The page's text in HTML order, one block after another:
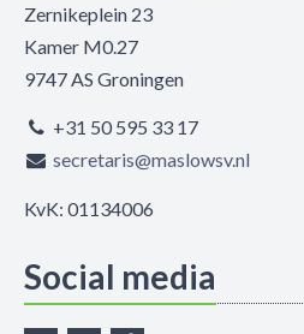
Zernikeplein 23
Kamer M0.27
9747 AS Groningen
+31 50 595 33 17
secretaris@maslowsv.nl
KvK: 01134006
Social media